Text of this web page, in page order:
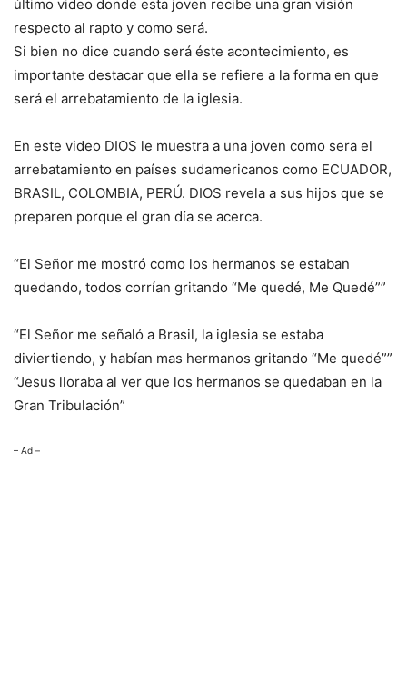
último video donde esta joven recibe una gran visión
respecto al rapto y como será.
Si bien no dice cuando será éste acontecimiento, es
importante destacar que ella se refiere a la forma en que
será el arrebatamiento de la iglesia.
En este video DIOS le muestra a una joven como sera el
arrebatamiento en países sudamericanos como ECUADOR,
BRASIL, COLOMBIA, PERÚ. DIOS revela a sus hijos que se
preparen porque el gran día se acerca.
“El Señor me mostró como los hermanos se estaban
quedando, todos corrían gritando “Me quedé, Me Quedé””
“El Señor me señaló a Brasil, la iglesia se estaba
diviertiendo, y habían mas hermanos gritando “Me quedé””
“Jesus lloraba al ver que los hermanos se quedaban en la
Gran Tribulación”
– Ad –